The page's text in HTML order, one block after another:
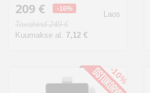
209 € -16%
Tavahind 249 €
Kuumakse al. 7,12 €
Laos
-10%